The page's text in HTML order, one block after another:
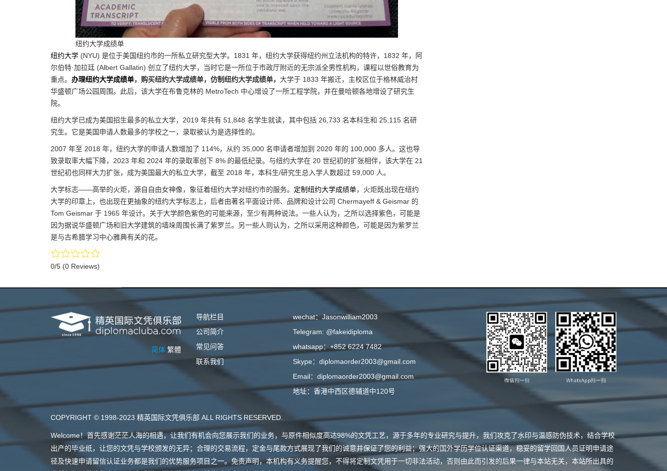
纽约大学成绩单
纽约大学 (NYU) 是位于美国纽约市的一所私立研究型大学。1831 年，纽约大学获得纽约州立法机构的特许，1832 年，阿
尔伯特·加拉廷 (Albert Gallatin) 创立了纽约大学，当时它是一所位于市政厅附近的无宗派全男性机构，课程以世俗教育为
重点。 办理纽约大学成绩单，购买纽约大学成绩单，仿制纽约大学成绩单， 大学于 1833 年搬迁，主校区位于格林威治村
华盛顿广场公园周围。此后，该大学在布鲁克林的 MetroTech 中心增设了一所工程学院，并在曼哈顿各地增设了研究生
院。
纽约大学已成为美国招生最多的私立大学，2019 年共有 51,848 名学生就读，其中包括 26,733 名本科生和 25,115 名研
究生。它是美国申请人数最多的学校之一，录取被认为是选择性的。
2007 年至 2018 年，纽约大学的申请人数增加了 114%，从约 35,000 名申请者增加到 2020 年的 100,000 多人。这也导
致录取率大幅下降，2023 年和 2024 年的录取率创下 8% 的最低纪录。与纽约大学在 20 世纪初的扩张相伴，该大学在 21
世纪初也同样大力扩张，成为美国最大的私立大学，截至 2018 年，本科生/研究生总入学人数超过 59,000 人。
大学标志——高举的火炬，源自自由女神像，象征着纽约大学对纽约市的服务。 定制纽约大学成绩单，火炬既出现在纽约
大学的印章上，也出现在更抽象的纽约大学标志上，后者由著名平面设计师、品牌和设计公司 Chermayeff & Geismar 的
Tom Geismar 于 1965 年设计。关于大学颜色紫色的可能来源，至少有两种说法。一些人认为，之所以选择紫色，可能是
因为据说华盛顿广场和旧大学建筑的墙垛周围长满了紫罗兰。另一些人则认为，之所以采用这种颜色，可能是因为紫罗兰
是与古希腊学习中心雅典有关的花。
0/5 (0 Reviews)
简体 繁體
导航栏目
公司简介
常见问答
联系我们
wechat：Jasonwilliam2003
Telegram: @fakeidiploma
whatsapp：+852 6224 7482
Skype：diplomaorder2003@gmail.com
Email：diplomaorder2003@gmail.com
地址：香港中西区德辅道中120号
COPYRIGHT © 1998-2023 精英国际文凭俱乐部 ALL RIGHTS RESERVED.
Welcome！首先感谢茫茫人海的相遇，让我们有机会向您展示我们的业务，与原件相似度高达98%的文凭工艺，源于多年的专业研究与提升，我们攻克了水印与温感防伪技术，结合学校
出产的毕业纸，让您的文凭与学校颁发的无异；合理的交易流程，定金与尾款方式展现了我们的诚意并保证了您的利益；强大的国外学历学位认证渠道，稳妥的留学回国人员证明申请途
径及快速申请留信认证业务都是我们的优势服务项目之一。免责声明，本机构有义务提醒您，不得将定制文凭用于一切非法活动，否则由此而引发的后果一律与本站无关，本站所出具的